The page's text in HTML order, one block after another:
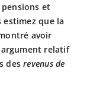
et
estimez que la
avoir
relatif
desrevenus de